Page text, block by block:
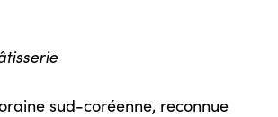
sud-coréenne, reconnue